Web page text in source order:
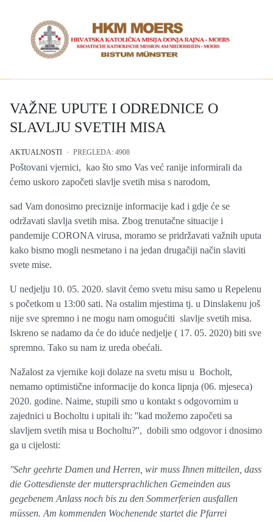
VAŽNE UPUTE I ODREDNICE O
SLAVLJU SVETIH MISA
AKTUALNOSTI PREGLEDA: 4908
Poštovani vjernici, kao što smo Vas već ranije informirali da
ćemo uskoro započeti slavlje svetih misa s narodom,
sad Vam donosimo preciznije informacije kad i gdje će se
održavati slavlja svetih misa. Zbog trenutačne situacije i
pandemije CORONA virusa, moramo se pridržavati važnih uputa
kako bismo mogli nesmetano i na jedan drugačiji način slaviti
svete mise.
U nedjelju 10. 05. 2020. slavit ćemo svetu misu samo u Repelenu
s početkom u 13:00 sati. Na ostalim mjestima tj. u Dinslakenu još
nije sve spremno i ne mogu nam omogućiti slavlje svetih misa.
Iskreno se nadamo da će do iduće nedjelje ( 17. 05. 2020) biti sve
spremno. Tako su nam iz ureda obećali.
Nažalost za vjernike koji dolaze na svetu misu u Bocholt,
nemamo optimistične informacije do konca lipnja (06. mjeseca)
2020. godine. Naime, stupili smo u kontakt s odgovornim u
zajednici u Bocholtu i upitali ih: ''kad možemo započeti sa
slavljem svetih misa u Bocholtu?'', dobili smo odgovor i dnosimo
ga u cijelosti:
''Sehr geehrte Damen und Herren, wir muss Ihnen mitteilen, dass
die Gottesdienste der muttersprachlichen Gemeinden aus
gegebenem Anlass noch bis zu den Sommerferien ausfallen
müssen. Am kommenden Wochenende startet die Pfarrei